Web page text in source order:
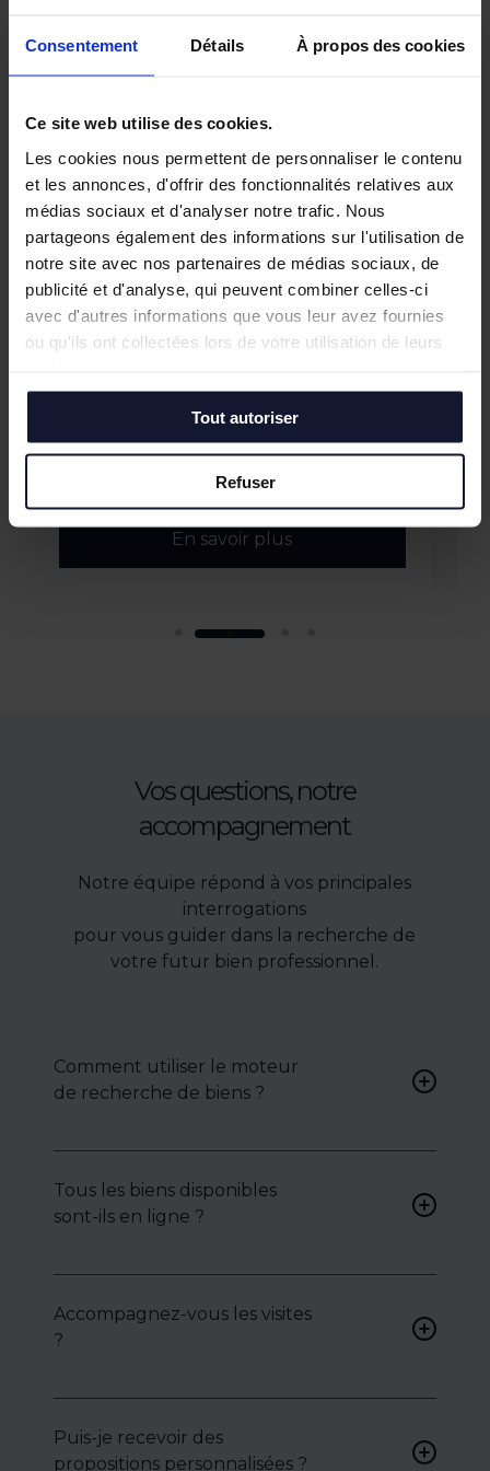
Consentement Détails À propos des cookies
Ce site web utilise des cookies.
Les cookies nous permettent de personnaliser le contenu
et les annonces, d'offrir des fonctionnalités relatives aux
médias sociaux et d'analyser notre trafic. Nous
partageons également des informations sur l'utilisation de
notre site avec nos partenaires de médias sociaux, de
publicité et d'analyse, qui peuvent combiner celles-ci
avec d'autres informations que vous leur avez fournies
ou qu'ils ont collectées lors de votre utilisation de leurs
Tout autoriser
Refuser
En savoir plus
Vente
Vos questions, notre
accompagnement
Notre équipe répond à vos principales
interrogations
pour vous guider dans la recherche de
votre futur bien professionnel.
Comment utiliser le moteur
de recherche de biens ?
pour accéder à une liste de
biens ciblés.
Tous les biens disponibles
sont-ils en ligne ?
toute confidentialité :
contactez-nous pour y
Accompagnez-vous les visites
?
visites, analysons chaque bien
avec vous, et mettons en
lumière ses atouts ou
Puis-je recevoir des
propositions personnalisées ?